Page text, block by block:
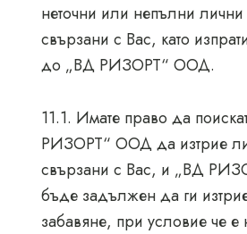
неточни или непълни
свързани с Вас, като
до „ВД РИЗОРТ“ ООД.
11.1. Имате право да
РИЗОРТ“ ООД да изтрие
свързани с Вас, и „ВД
бъде задължен да ги
забавяне, при условие че